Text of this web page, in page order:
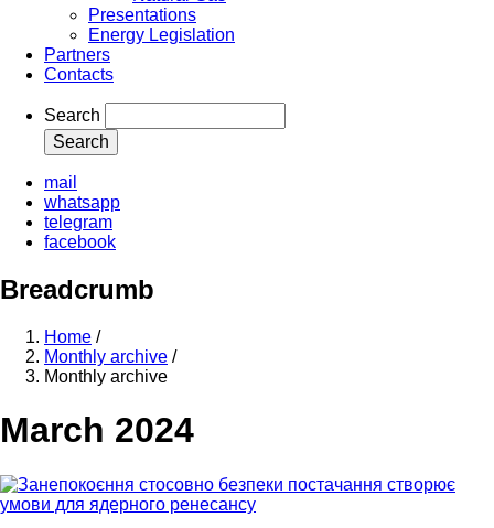
Presentations
Energy Legislation
Partners
Contacts
Search
mail
whatsapp
telegram
facebook
Breadcrumb
Home /
Monthly archive /
Monthly archive
March 2024